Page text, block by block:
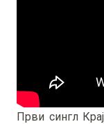
Први сингл